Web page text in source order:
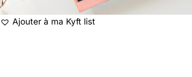
Ajouter à ma Kyft list